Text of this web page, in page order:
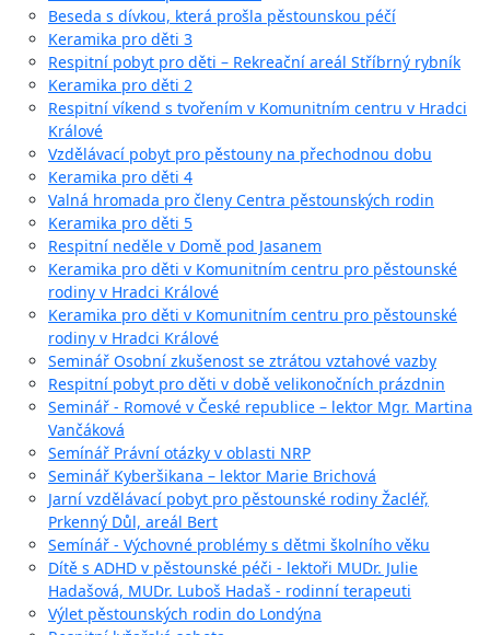
Beseda s dívkou, která prošla pěstounskou péčí
Keramika pro děti 3
Respitní pobyt pro děti – Rekreační areál Stříbrný rybník
Keramika pro děti 2
Respitní víkend s tvořením v Komunitním centru v Hradci
Králové
Vzdělávací pobyt pro pěstouny na přechodnou dobu
Keramika pro děti 4
Valná hromada pro členy Centra pěstounských rodin
Keramika pro děti 5
Respitní neděle v Domě pod Jasanem
Keramika pro děti v Komunitním centru pro pěstounské
rodiny v Hradci Králové
Keramika pro děti v Komunitním centru pro pěstounské
rodiny v Hradci Králové
Seminář Osobní zkušenost se ztrátou vztahové vazby
Respitní pobyt pro děti v době velikonočních prázdnin
Seminář - Romové v České republice – lektor Mgr. Martina
Vančáková
Semínář Právní otázky v oblasti NRP
Seminář Kyberšikana – lektor Marie Brichová
Jarní vzdělávací pobyt pro pěstounské rodiny Žacléř,
Prkenný Důl, areál Bert
Semínář - Výchovné problémy s dětmi školního věku
Dítě s ADHD v pěstounské péči - lektoři MUDr. Julie
Hadašová, MUDr. Luboš Hadaš - rodinní terapeuti
Výlet pěstounských rodin do Londýna